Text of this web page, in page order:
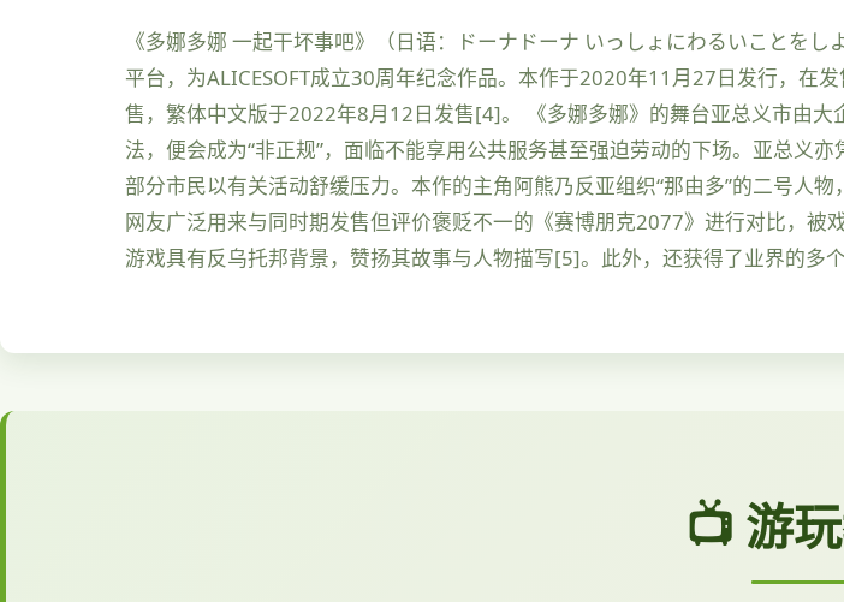
《多娜多娜 一起干坏事吧》（日语：ドーナドーナ いっしょにわるいことを
平台，为ALICESOFT成立30周年纪念作品。本作于2020年11月27日发行，在
售，繁体中文版于2022年8月12日发售[4]。 《多娜多娜》的舞台亚总义市由
法，便会成为“非正规”，面临不能享用公共服务甚至强迫劳动的下场。亚总义
部分市民以有关活动舒缓压力。本作的主角阿熊乃反亚组织“那由多”的二号人
网友广泛用来与同时期发售但评价褒贬不一的《赛博朋克2077》进行对比，被
游戏具有反乌托邦背景，赞扬其故事与人物描写[5]。此外，还获得了业界的多个
📺 游